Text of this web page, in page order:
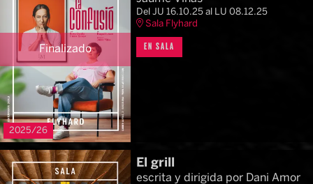
Finalizado
2025/26
Del JU 16.10.25al LU 08.12.25
Sala Flyhard
EN SALA
El grill
escrita y dirigida por Dani Amor